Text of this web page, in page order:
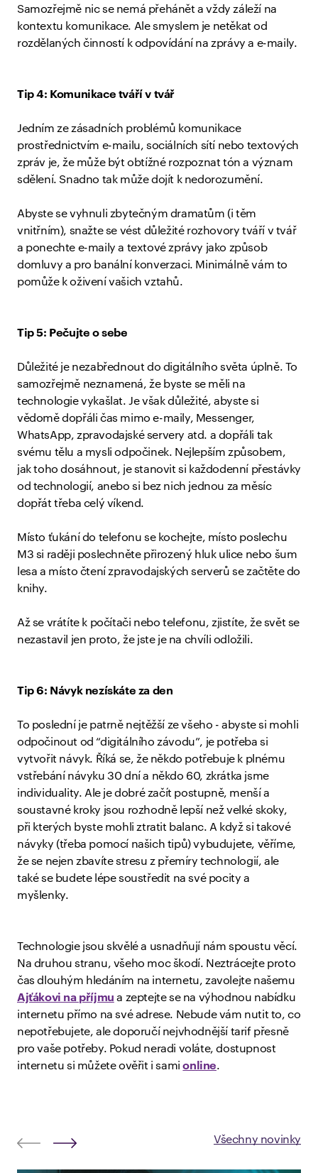
Samozřejmě nic se nemá přehánět a vždy záleží na
kontextu komunikace. Ale smyslem je netěkat od
rozdělaných činností k odpovídání na zprávy a e-maily.
Tip 4: Komunikace tváří v tvář
Jedním ze zásadních problémů komunikace
prostřednictvím e-mailu, sociálních sítí nebo textových
zpráv je, že může být obtížné rozpoznat tón a význam
sdělení. Snadno tak může dojít k nedorozumění.
Abyste se vyhnuli zbytečným dramatům (i těm
vnitřním), snažte se vést důležité rozhovory tváří v tvář
a ponechte e-maily a textové zprávy jako způsob
domluvy a pro banální konverzaci. Minimálně vám to
pomůže k oživení vašich vztahů.
Tip 5: Pečujte o sebe
Důležité je nezabřednout do digitálního světa úplně. To
samozřejmě neznamená, že byste se měli na
technologie vykašlat. Je však důležité, abyste si
vědomě dopřáli čas mimo e-maily, Messenger,
WhatsApp, zpravodajské servery atd. a dopřáli tak
svému tělu a mysli odpočinek. Nejlepším způsobem,
jak toho dosáhnout, je stanovit si každodenní přestávky
od technologií, anebo si bez nich jednou za měsíc
dopřát třeba celý víkend.
Místo ťukání do telefonu se kochejte, místo poslechu
M3 si raději poslechněte přirozený hluk ulice nebo šum
lesa a místo čtení zpravodajských serverů se začtěte do
knihy.
Až se vrátíte k počítači nebo telefonu, zjistíte, že svět se
nezastavil jen proto, že jste je na chvíli odložili.
Tip 6: Návyk nezískáte za den
To poslední je patrně nejtěžší ze všeho - abyste si mohli
odpočinout od “digitálního závodu”, je potřeba si
vytvořit návyk. Říká se, že někdo potřebuje k plnému
vstřebání návyku 30 dní a někdo 60, zkrátka jsme
individuality. Ale je dobré začít postupně, menší a
soustavné kroky jsou rozhodně lepší než velké skoky,
při kterých byste mohli ztratit balanc. A když si takové
návyky (třeba pomocí našich tipů) vybudujete, věříme,
že se nejen zbavíte stresu z přemíry technologií, ale
také se budete lépe soustředit na své pocity a
myšlenky.
Technologie jsou skvělé a usnadňují nám spoustu věcí.
Na druhou stranu, všeho moc škodí. Neztrácejte proto
čas dlouhým hledáním na internetu, zavolejte našemu
Ajťákovi na příjmu a zeptejte se na výhodnou nabídku
internetu přímo na své adrese. Nebude vám nutit to, co
nepotřebujete, ale doporučí nejvhodnější tarif přesně
pro vaše potřeby. Pokud neradi voláte, dostupnost
internetu si můžete ověřit i samionline.
Všechny novinky